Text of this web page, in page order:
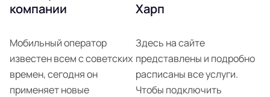
компании
Мобильный оператор
известен всем с советских
времен, сегодня он
применяет новые
Харп
Здесь на сайте
представлены и подробно
расписаны все услуги.
Чтобы подключить